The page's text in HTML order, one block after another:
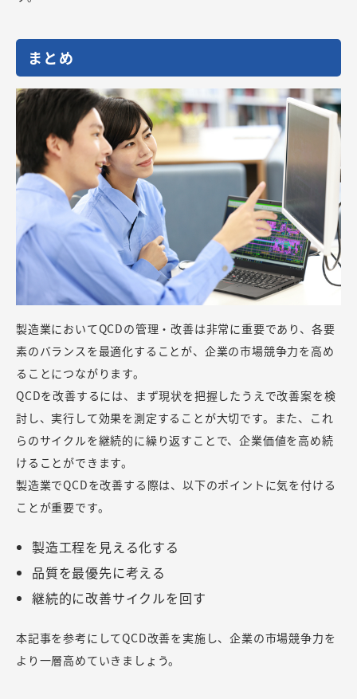
まとめ
製造業においてQCDの管理・改善は非常に重要であり、各要
素のバランスを最適化することが、企業の市場競争力を高め
ることにつながります。
QCDを改善するには、まず現状を把握したうえで改善案を検
討し、実行して効果を測定することが大切です。また、これ
らのサイクルを継続的に繰り返すことで、企業価値を高め続
けることができます。
製造業でQCDを改善する際は、以下のポイントに気を付ける
ことが重要です。
製造工程を見える化する
品質を最優先に考える
継続的に改善サイクルを回す
本記事を参考にしてQCD改善を実施し、企業の市場競争力を
より一層高めていきましょう。